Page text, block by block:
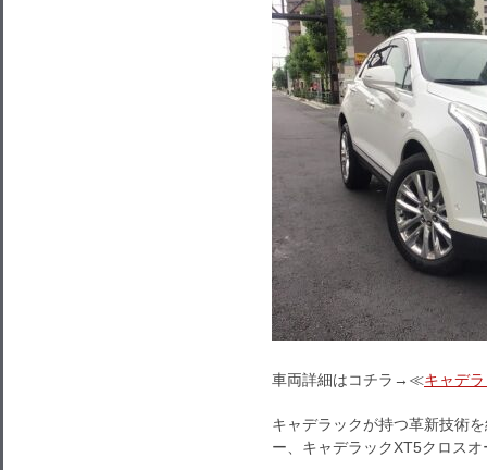
車両詳細はコチラ→≪キャデ
キャデラックが持つ革新技術
ー、キャデラックXT5クロスオ